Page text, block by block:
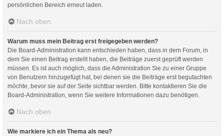
persönlichen Bereich erneut laden.
Nach oben
Warum muss mein Beitrag erst freigegeben werden?
Die Board-Administration kann entschieden haben, dass in dem Forum, in
dem Sie einen Beitrag erstellt haben, die Beiträge zuerst geprüft werden
müssen. Es ist auch möglich, dass die Administration Sie zu einer Gruppe
von Benutzern hinzugefügt hat, bei denen sie die Beiträge erst begutachten
möchte, bevor sie auf der Seite sichtbar werden. Bitte kontaktieren Sie die
Board-Administration, wenn Sie weitere Informationen dazu benötigen.
Nach oben
Wie markiere ich ein Thema als neu?